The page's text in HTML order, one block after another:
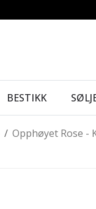
BESTIKK
/ Opphøyet Rose -